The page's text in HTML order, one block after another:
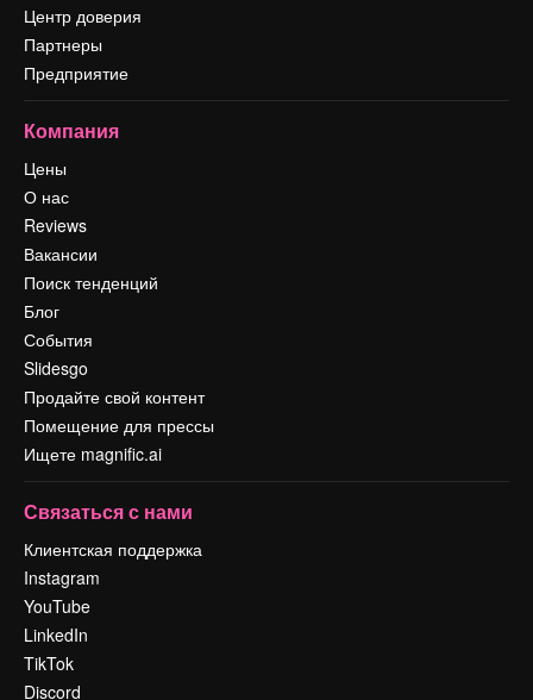
Центр доверия
Партнеры
Предприятие
Компания
Цены
О нас
Reviews
Вакансии
Поиск тенденций
Блог
События
Slidesgo
Продайте свой контент
Помещение для прессы
Ищете magnific.ai
Связаться с нами
Клиентская поддержка
Instagram
YouTube
LinkedIn
TikTok
Discord